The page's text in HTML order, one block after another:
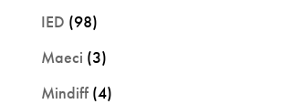
IED (98)
Maeci (3)
Mindiff(4)